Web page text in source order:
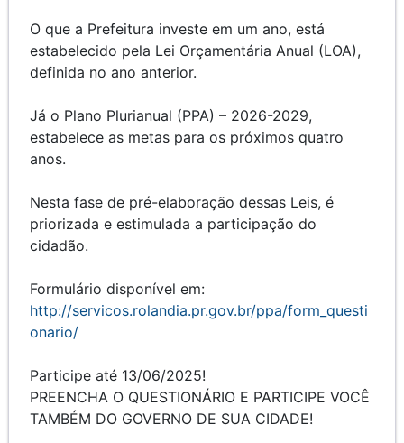
O que a Prefeitura investe em um ano, está
estabelecido pela Lei Orçamentária Anual (LOA),
definida no ano anterior.
Já o Plano Plurianual (PPA) – 2026-2029,
estabelece as metas para os próximos quatro
anos.
Nesta fase de pré-elaboração dessas Leis, é
priorizada e estimulada a participação do
cidadão.
Formulário disponível em:
http://servicos.rolandia.pr.gov.br/ppa/form_questi
onario/
Participe até 13/06/2025!
PREENCHA O QUESTIONÁRIO E PARTICIPE VOCÊ
TAMBÉM DO GOVERNO DE SUA CIDADE!